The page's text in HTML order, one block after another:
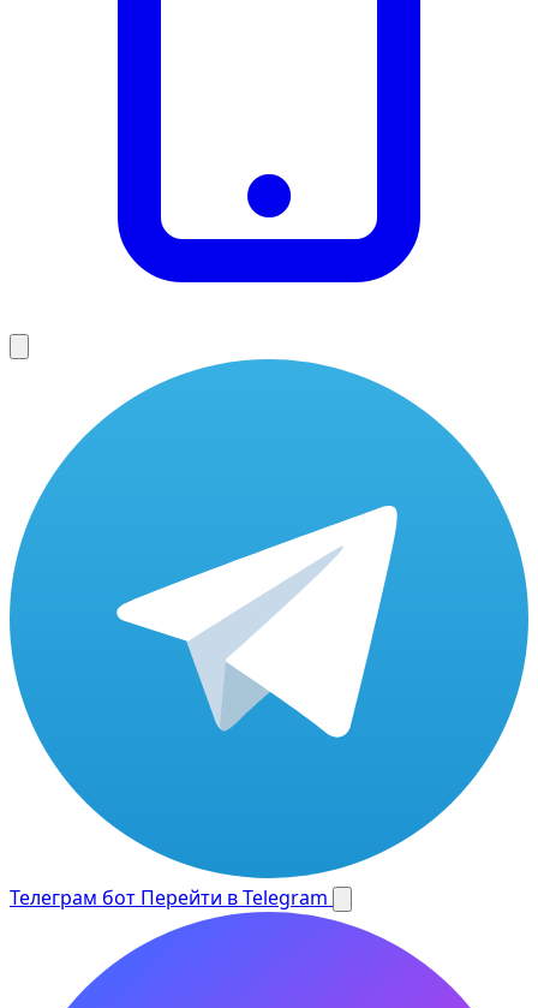
Телеграм бот Перейти в Telegram